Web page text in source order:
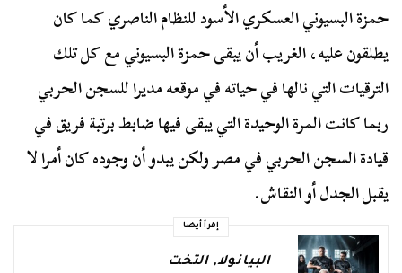
حمزة البسيوني العسكري الأسود للنظام الناصري كما كان
يطلقون عليه، الغريب أن يبقى حمزة البسيوني مع كل تلك
الترقيات التي نالها في حياته في موقعه مديرا للسجن الحربي
ربما كانت المرة الوحيدة التي يبقى فيها ضابط برتبة فريق في
قيادة السجن الحربي في مصر ولكن يبدو أن وجوده كان أمرا لا
يقبل الجدل أو النقاش.
إقرأ أيضا
البيانولا,التخت